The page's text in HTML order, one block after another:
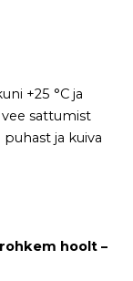
+25 °C ja
vee sattumist
ja kuiva
hoolt –